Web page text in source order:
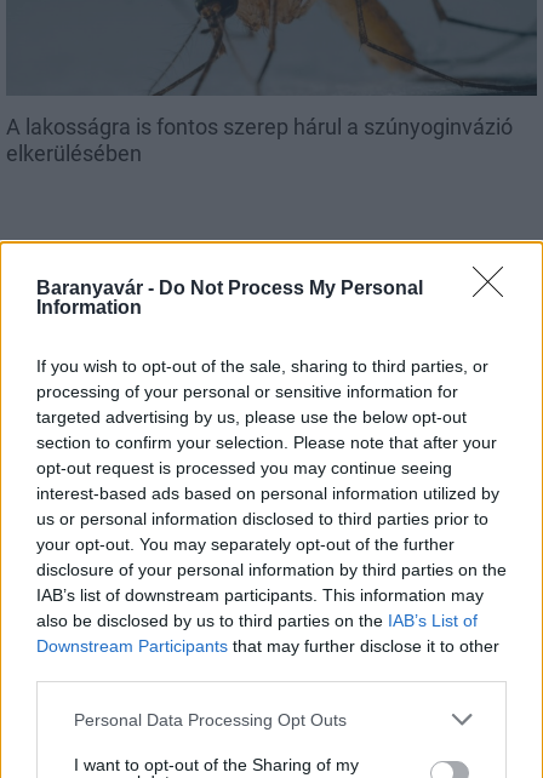
Baranyavár - Do Not Process My Personal
Information
If you wish to opt-out of the sale, sharing to third parties, or
processing of your personal or sensitive information for
targeted advertising by us, please use the below opt-out
section to confirm your selection. Please note that after your
opt-out request is processed you may continue seeing
interest-based ads based on personal information utilized by
us or personal information disclosed to third parties prior to
your opt-out. You may separately opt-out of the further
disclosure of your personal information by third parties on the
IAB’s list of downstream participants. This information may
also be disclosed by us to third parties on the IAB’s List of
Downstream Participants that may further disclose it to other
Please note that this website/app uses one or more Google
not limited to your visit or usage behaviour. You may click to
Personal Data Processing Opt Outs
I want to opt-out of the Sharing of my
A lakosságra is fontos szerep hárul a szúnyoginvázió
elkerülésében
Itt az ÉVOSZ megoldása a hőhullámok és
az energiakrízis kezelésére
Országos hírek
Miért éri meg Afrikában utat építeni?
Minden, amit a GED Afrika projektről
tudni kell
Kultúra
Kihívások labirintusában